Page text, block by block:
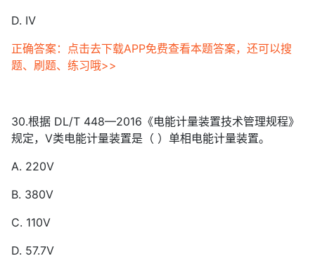
D. Ⅳ
正确答案：点击去下载APP免费查看本题答案，还可以搜
题、刷题、练习哦>>
30.根据 DL/T 448—2016《电能计量装置技术管理规程》
规定，Ⅴ类电能计量装置是（ ）单相电能计量装置。
A. 220V
B. 380V
C. 110V
D. 57.7V